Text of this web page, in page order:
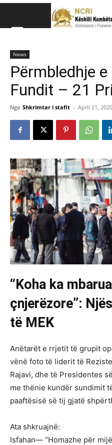
News
Përmbledhje
Fundit – 21
Nga Shkrimtar i stafit - April 21, 2020
“Koha ka
çnjerëzore”:
të MEK
Anëtarët e rrjetit të grupit
vënë foto të liderit të
Rajavi, dhe të Presidentes
me thënie kundër sundimit
paaftësisë së tij gjatë
Ata shkruajnë:
Isfahan— “Homazhe për